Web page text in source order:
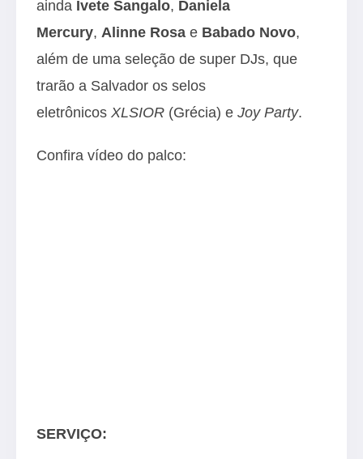
ainda Ivete Sangalo, Daniela
Mercury, Alinne Rosa e Babado Novo,
além de uma seleção de super DJs, que
trarão a Salvador os selos
eletrônicos XLSIOR (Grécia) e Joy Party.
Confira vídeo do palco:
SERVIÇO: